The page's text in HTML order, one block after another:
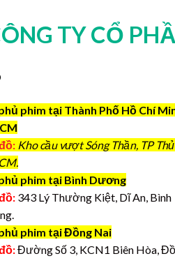
TY CỔ
phim tại Thành Phố Hồ Chí
Kho cầu vượt Sóng Thần, TP
phim tại Bình Dương
343 Lý Thường Kiệt, Dĩ An, Bình
phim tại Đồng Nai
Đường Số 3, KCN1 Biên Hòa,